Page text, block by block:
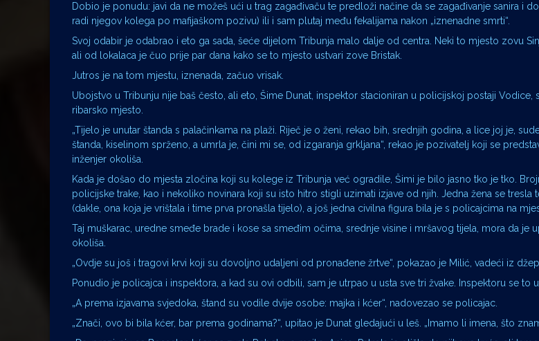
Dobio je ponudu: javi da ne možeš ući u trag zagađivaču te predloži načine da se zagađivanje sanira i
radi njegov kolega po mafijaškom pozivu) ili i sam plutaj među fekalijama nakon „iznenadne smrti“.
Svoj odabir je odabrao i eto ga sada, šeće dijelom Tribunja malo dalje od centra. Neki to mjesto zovu
ali od lokalaca je čuo prije par dana kako se to mjesto ustvari zove Bristak.
Jutros je na tom mjestu, iznenada, začuo vrisak.
Ubojstvo u Tribunju nije baš često, ali eto, Šime Dunat, inspektor stacioniran u policijskoj postaji Vodice,
ribarsko mjesto.
„Tijelo je unutar štanda s palačinkama na plaži. Riječ je o ženi, rekao bih, srednjih godina, a lice joj je,
štanda, kiselinom sprženo, a umrla je, čini mi se, od izgaranja grkljana“, rekao je pozivatelj koji se
inženjer okoliša.
Kada je došao do mjesta zločina koji su kolege iz Tribunja već ogradile, Šimi je bilo jasno tko je tko.
policijske trake, kao i nekoliko novinara koji su isto hitro stigli uzimati izjave od njih. Jedna žena se tresla
(dakle, ona koja je vrištala i time prva pronašla tijelo), a još jedna civilna figura bila je s policajcima na
Taj muškarac, uredne smeđe brade i kose sa smeđim očima, srednje visine i mršavog tijela, mora da je
okoliša.
„Ovdje su još i tragovi krvi koji su dovoljno udaljeni od pronađene žrtve“, pokazao je Milić, vadeći iz
Ponudio je policajca i inspektora, a kad su ovi odbili, sam je utrpao u usta sve tri žvake. Inspektoru se to
„A prema izjavama svjedoka, štand su vodile dvije osobe: majka i kćer“, nadovezao se policajac.
„Znači, ovo bi bila kćer, bar prema godinama?“, upitao je Dunat gledajući u leš. „Imamo li imena, što